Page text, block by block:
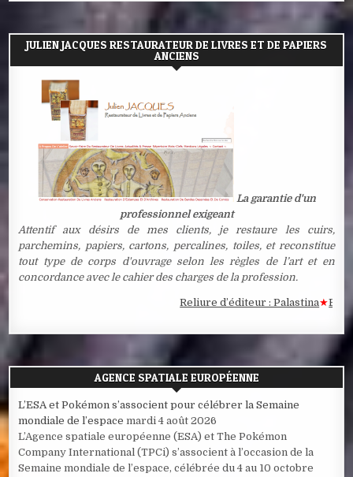
JULIEN JACQUES RESTAURATEUR DE LIVRES ET DE PAPIERS
ANCIENS
La garantie d'un
professionnel exigeant
Attentif aux désirs de mes clients, je restaure les cuirs,
parchemins, papiers, cartons, percalines, toiles, et reconstitue
tout type de corps d'ouvrage selon les règles de l’art et en
concordance avec le cahier des charges de la profession.
Reliure d’éditeur : Palastina★
AGENCE SPATIALE EUROPÉENNE
L’ESA et Pokémon s’associent pour célébrer la Semaine
mondiale de l’espace mardi 4 août 2026
L’Agence spatiale européenne (ESA) et The Pokémon
Company International (TPCi) s’associent à l’occasion de la
Semaine mondiale de l’espace, célébrée du 4 au 10 octobre